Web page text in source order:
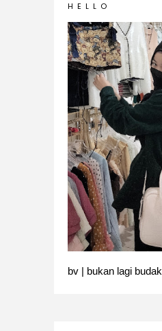
H E L L O
bv | bukan lagi budak